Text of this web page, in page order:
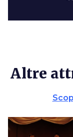
Altre